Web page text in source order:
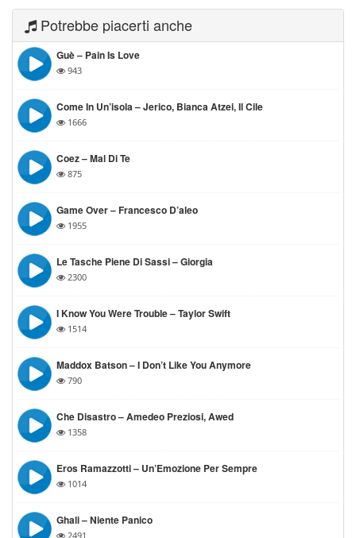
Potrebbe piacerti anche
Guè – Pain Is Love
943
Come In Un’isola – Jerico, Bianca Atzei, Il Cile
1666
Coez – Mal Di Te
875
Game Over – Francesco D’aleo
1955
Le Tasche Piene Di Sassi – Giorgia
2300
I Know You Were Trouble – Taylor Swift
1514
Maddox Batson – I Don’t Like You Anymore
790
Che Disastro – Amedeo Preziosi, Awed
1358
Eros Ramazzotti – Un’Emozione Per Sempre
1014
Ghali – Niente Panico
2491